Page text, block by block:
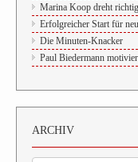
Marina Koop dreht
Erfolgreicher Start für
Die Minuten-Knacker
Paul Biedermann
ARCHIV